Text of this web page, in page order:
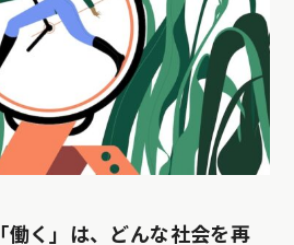
働く」は、どんな社会を再